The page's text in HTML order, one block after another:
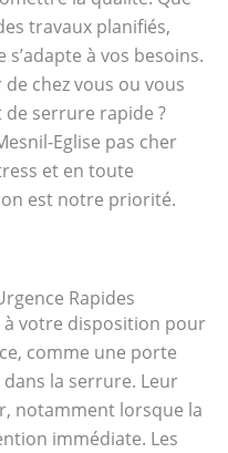
travaux planifiés,
à vos besoins.
chez vous ou vous
de serrure rapide ?
Eglise pas cher
et en toute
est notre priorité.
Rapides
à votre disposition pour
comme une porte
la serrure. Leur
notamment lorsque la
immédiate. Les